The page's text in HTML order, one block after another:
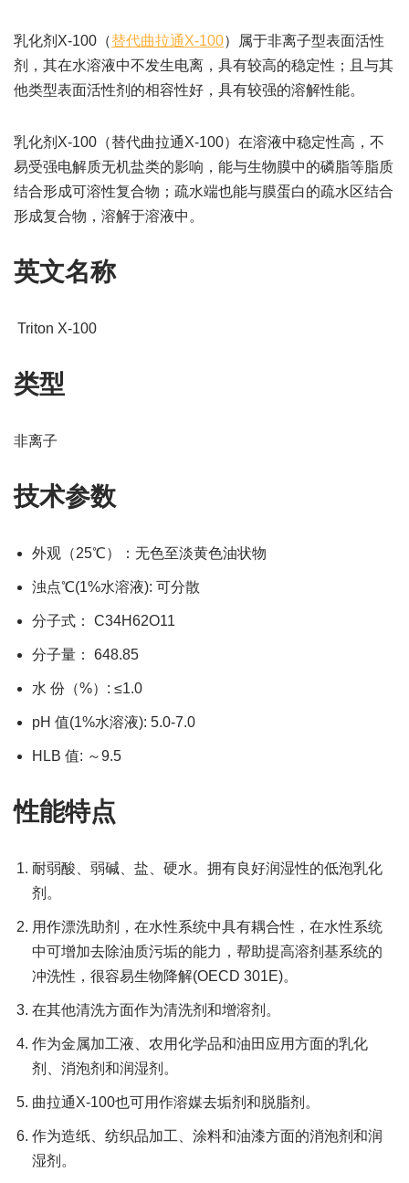
乳化剂X-100（替代曲拉通X-100）属于非离子型表面活性
剂，其在水溶液中不发生电离，具有较高的稳定性；且与其
他类型表面活性剂的相容性好，具有较强的溶解性能。
乳化剂X-100（替代曲拉通X-100）在溶液中稳定性高，不
易受强电解质无机盐类的影响，能与生物膜中的磷脂等脂质
结合形成可溶性复合物；疏水端也能与膜蛋白的疏水区结合
形成复合物，溶解于溶液中。
英文名称
Triton X-100
类型
非离子
技术参数
外观（25℃）：无色至淡黄色油状物
浊点℃(1%水溶液): 可分散
分子式： C34H62O11
分子量： 648.85
水 份（%）: ≤1.0
pH 值(1%水溶液): 5.0-7.0
HLB 值: ～9.5
性能特点
耐弱酸、弱碱、盐、硬水。拥有良好润湿性的低泡乳化
剂。
用作漂洗助剂，在水性系统中具有耦合性，在水性系统
中可增加去除油质污垢的能力，帮助提高溶剂基系统的
冲洗性，很容易生物降解(OECD 301E)。
在其他清洗方面作为清洗剂和增溶剂。
作为金属加工液、农用化学品和油田应用方面的乳化
剂、消泡剂和润湿剂。
曲拉通X-100也可用作溶媒去垢剂和脱脂剂。
作为造纸、纺织品加工、涂料和油漆方面的消泡剂和润
湿剂。